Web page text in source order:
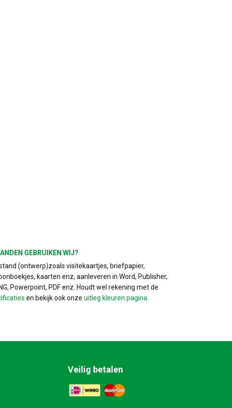
GEBRUIKEN WIJ?
(ontwerp)zoals visitekaartjes, briefpapier,
kaarten enz, aanleveren in Word, Publisher,
Powerpoint, PDF enz. Houdt wel rekening met de
en bekijk ook onze uitleg kleuren pagina.
Veilig betalen